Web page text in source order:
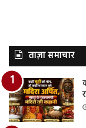
ताज़ा समाचार